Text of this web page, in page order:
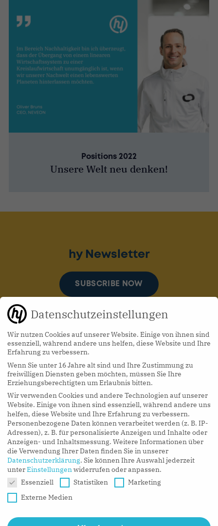
Positions 2022
Unsere Welt neu denken!
hy Podcasts
LISTEN NOW
hy Newsletter
SUBSCRIBE NOW
Datenschutzeinstellungen
Wir nutzen Cookies auf unserer Website. Einige von ihnen sind
essenziell, während andere uns helfen, diese Website und Ihre
Erfahrung zu verbessern.
Wenn Sie unter 16 Jahre alt sind und Ihre Zustimmung zu
freiwilligen Diensten geben möchten, müssen Sie Ihre
Erziehungsberechtigten um Erlaubnis bitten.
Wir verwenden Cookies und andere Technologien auf unserer
Website. Einige von ihnen sind essenziell, während andere uns
helfen, diese Website und Ihre Erfahrung zu verbessern.
Personenbezogene Daten können verarbeitet werden (z. B. IP-
Adressen), z. B. für personalisierte Anzeigen und Inhalte oder
Anzeigen- und Inhaltsmessung. Weitere Informationen über
die Verwendung Ihrer Daten finden Sie in unserer
Datenschutzerklärung. Sie können Ihre Auswahl jederzeit
unterEinstellungenwiderrufen oder anpassen.
Datenschutzeinstellungen
Essenziell Statistiken
Marketing
Externe Medien